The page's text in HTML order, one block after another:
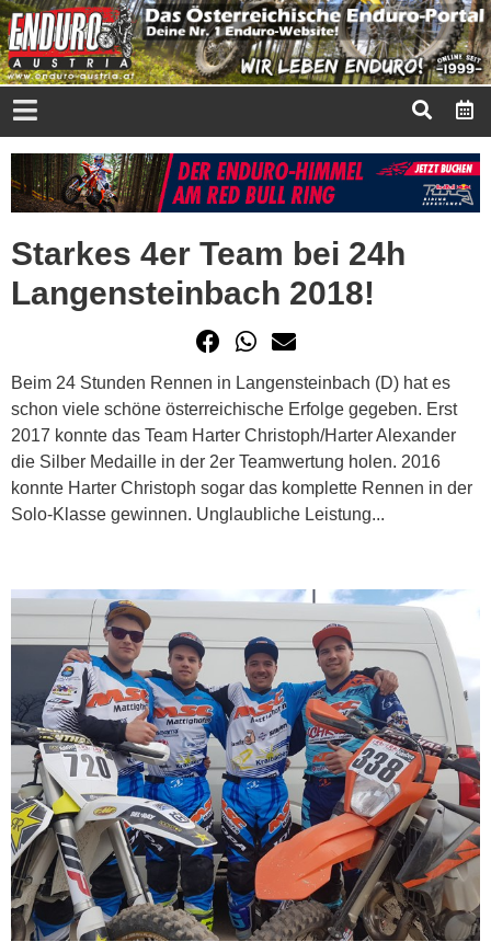
Starkes 4er Team bei 24h
Langensteinbach 2018!
Beim 24 Stunden Rennen in Langensteinbach (D) hat es
schon viele schöne österreichische Erfolge gegeben. Erst
2017 konnte das Team Harter Christoph/Harter Alexander
die Silber Medaille in der 2er Teamwertung holen. 2016
konnte Harter Christoph sogar das komplette Rennen in der
Solo-Klasse gewinnen. Unglaubliche Leistung...